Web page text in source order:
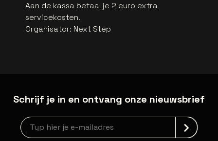
Aan de kassa betaal je 2 euro extra
servicekosten.
Organisator: Next Step
Schrijf je in en ontvang onze nieuwsbrief
Nieuwsbrief aanmelding